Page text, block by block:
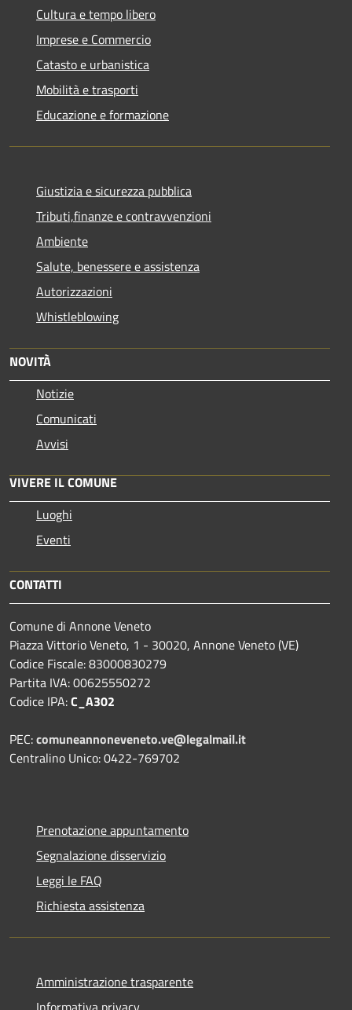
Cultura e tempo libero
Imprese e Commercio
Catasto e urbanistica
Mobilità e trasporti
Educazione e formazione
Giustizia e sicurezza pubblica
Tributi,finanze e contravvenzioni
Ambiente
Salute, benessere e assistenza
Autorizzazioni
Whistleblowing
NOVITÀ
Notizie
Comunicati
Avvisi
VIVERE IL COMUNE
Luoghi
Eventi
CONTATTI
Comune di Annone Veneto
Piazza Vittorio Veneto, 1 - 30020, Annone Veneto (VE)
Codice Fiscale: 83000830279
Partita IVA: 00625550272
Codice IPA:C_A302
PEC:comuneannoneveneto.ve@legalmail.it
Centralino Unico: 0422-769702
Prenotazione appuntamento
Segnalazione disservizio
Leggi le FAQ
Richiesta assistenza
Amministrazione trasparente